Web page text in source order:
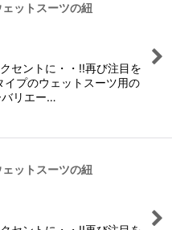
ットスーツの紐
セントに・・!!再び注目を
イプのウェットスーツ用の
リエー…
ットスーツの紐